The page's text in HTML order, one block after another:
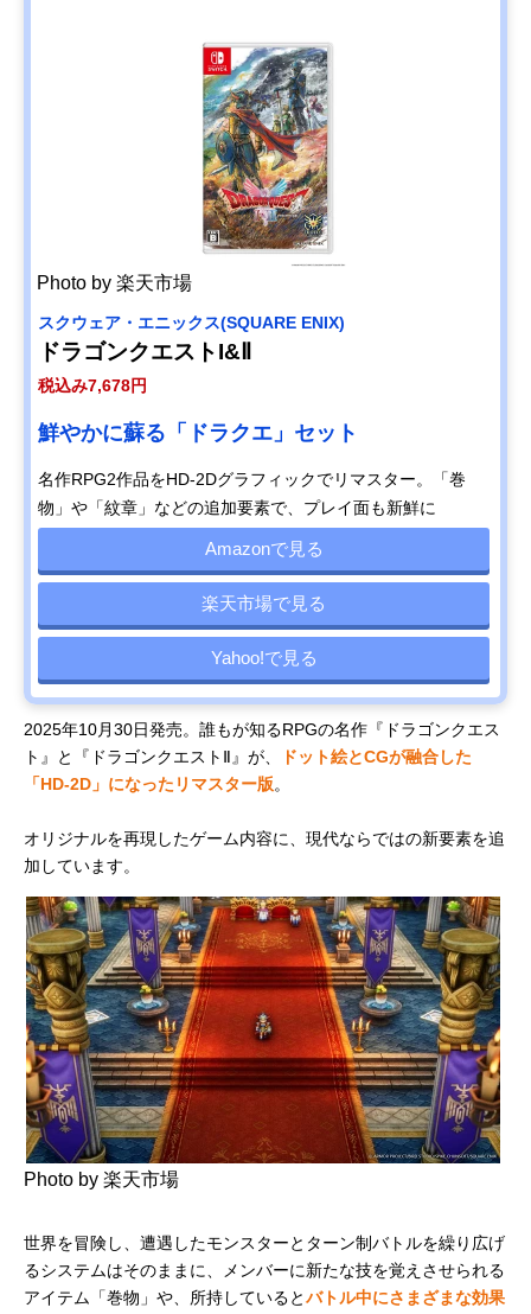
Photo by 楽天市場
スクウェア・エニックス(SQUARE ENIX)
ドラゴンクエストI&Ⅱ
税込み7,678円
鮮やかに蘇る「ドラクエ」セット
名作RPG2作品をHD-2Dグラフィックでリマスター。「巻
物」や「紋章」などの追加要素で、プレイ面も新鮮に
Amazonで見る
楽天市場で見る
Yahoo!で見る
2025年10月30日発売。誰もが知るRPGの名作『ドラゴンクエス
ト』と『ドラゴンクエストⅡ』が、
ドット絵とCGが融合した
「HD-2D」になったリマスター版。
オリジナルを再現したゲーム内容に、現代ならではの新要素を追
加しています。
Photo by 楽天市場
世界を冒険し、遭遇したモンスターとターン制バトルを繰り広げ
るシステムはそのままに、メンバーに新たな技を覚えさせられる
アイテム「巻物」や、所持しているとバトル中にさまざまな効果